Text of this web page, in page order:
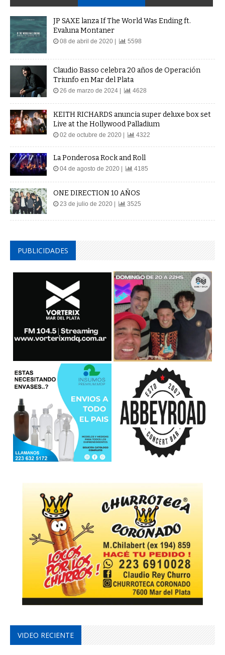
JP SAXE lanza If The World Was Ending ft.
Evaluna Montaner
08 de abril de 2020 | 5598
Claudio Basso celebra 20 años de Operación
Triunfo en Mar del Plata
26 de marzo de 2024 | 4628
KEITH RICHARDS anuncia super deluxe box set
Live at the Hollywood Palladium
02 de octubre de 2020 | 4322
La Ponderosa Rock and Roll
04 de agosto de 2020 | 4185
ONE DIRECTION 10 AÑOS
23 de julio de 2020 | 3525
PUBLICIDADES
VIDEO RECIENTE